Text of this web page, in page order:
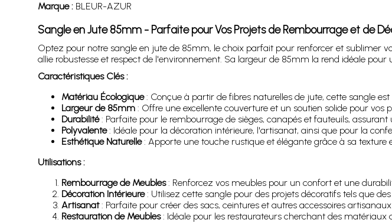
Marque :BLEUR-AZUR
Sangle en Jute 85mm - Parfaite pour Vos Projets de Rembourrage et de
Optez pour notre sangle en jute de 85mm, le choix parfait pour renforcer et sublimer
allie robustesse et respect de l'environnement. Sa largeur de 85mm la rend idéale
Caractéristiques Clés :
Matériau Écologique: Conçue à partir de fibres naturelles de jute, cette sangle
Largeur de 85mm: Offre une excellente couverture et un soutien solide pour vos
Durabilité: Parfaite pour le rembourrage de sièges, canapés et fauteuils, assurant
Polyvalente: Idéale pour la décoration intérieure, l'artisanat, ainsi que pour la
Esthétique Naturelle: Apporte une touche rustique et élégante grâce à sa texture
Utilisations :
Rembourrage de Meubles: Renforcez vos meubles pour un confort et une
Décoration Intérieure: Utilisez cette sangle pour des projets décoratifs tels que
Artisanat: Parfaite pour créer des sacs, ceintures et autres accessoires
Restauration de Meubles: Idéale pour les restaurateurs cherchant des matériaux